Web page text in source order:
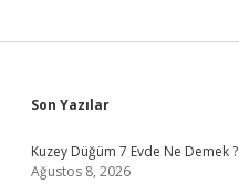
Sidebar
Son Yazılar
Kuzey Düğüm 7 Evde Ne Demek ?
Ağustos 8, 2026